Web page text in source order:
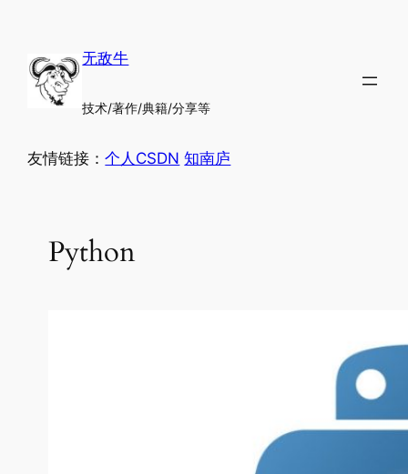
无敌牛
技术/著作/典籍/分享等
友情链接：个人CSDN 知南庐
Python